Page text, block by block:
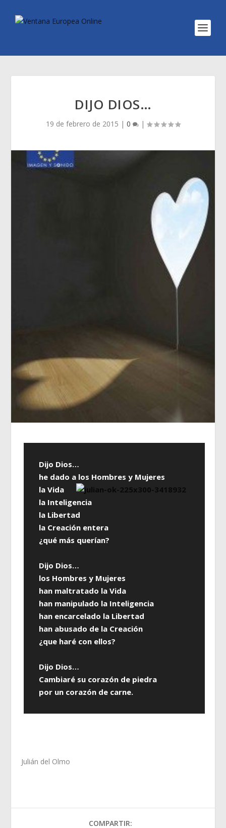
DIJO DIOS…
19 de febrero de 2015 | 0 |
Dijo Dios…
he dado a los Hombres y Mujeres
la Vida
la Inteligencia
la Libertad
la Creación entera
¿qué más querían?
Dijo Dios…
los Hombres y Mujeres
han maltratado la Vida
han manipulado la Inteligencia
han encarcelado la Libertad
han abusado de la Creación
¿que haré con ellos?
Dijo Dios…
Cambiaré su corazón de piedra
por un corazón de carne.
Julián del Olmo
COMPARTIR: